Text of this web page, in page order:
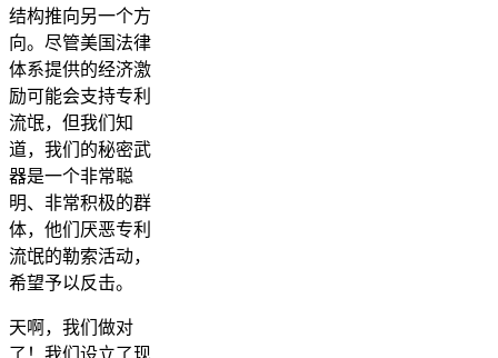
结构推向另一个方
向。尽管美国法律
体系提供的经济激
励可能会支持专利
流氓，但我们知
道，我们的秘密武
器是一个非常聪
明、非常积极的群
体，他们厌恶专利
流氓的勒索活动，
希望予以反击。
天啊，我们做对
了！我们设立了现